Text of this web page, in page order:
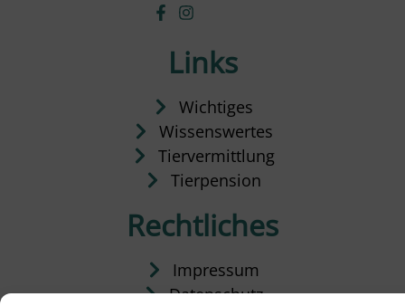
Links
Wichtiges
Wissenswertes
Tiervermittlung
Tierpension
Rechtliches
Impressum
Datenschutz